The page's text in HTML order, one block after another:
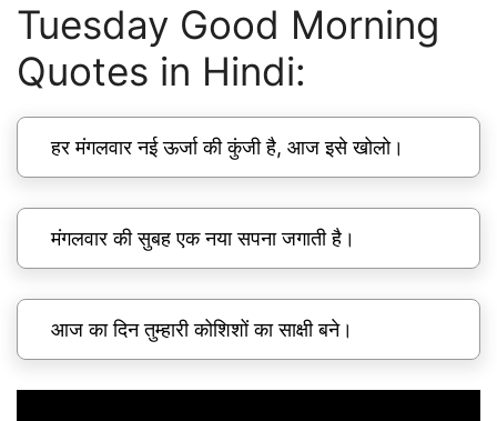
Tuesday Good Morning
Quotes in Hindi:
हर मंगलवार नई ऊर्जा की कुंजी है, आज इसे खोलो।
मंगलवार की सुबह एक नया सपना जगाती है।
आज का दिन तुम्हारी कोशिशों का साक्षी बने।